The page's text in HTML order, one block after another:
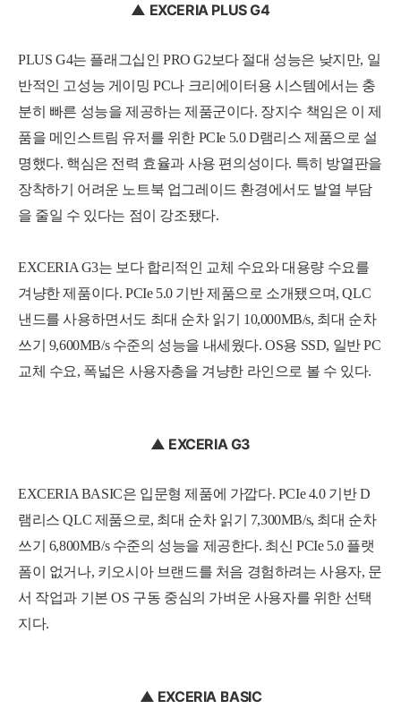
▲ EXCERIA PLUS G4
PLUS G4는 플래그십인 PRO G2보다 절대 성능은 낮지만, 일
반적인 고성능 게이밍 PC나 크리에이터용 시스템에서는 충
분히 빠른 성능을 제공하는 제품군이다. 장지수 책임은 이 제
품을 메인스트림 유저를 위한 PCIe 5.0 D램리스 제품으로 설
명했다. 핵심은 전력 효율과 사용 편의성이다. 특히 방열판을
장착하기 어려운 노트북 업그레이드 환경에서도 발열 부담
을 줄일 수 있다는 점이 강조됐다.
EXCERIA G3는 보다 합리적인 교체 수요와 대용량 수요를
겨냥한 제품이다. PCIe 5.0 기반 제품으로 소개됐으며, QLC
낸드를 사용하면서도 최대 순차 읽기 10,000MB/s, 최대 순차
쓰기 9,600MB/s 수준의 성능을 내세웠다. OS용 SSD, 일반 PC
교체 수요, 폭넓은 사용자층을 겨냥한 라인으로 볼 수 있다.
▲ EXCERIA G3
EXCERIA BASIC은 입문형 제품에 가깝다. PCIe 4.0 기반 D
램리스 QLC 제품으로, 최대 순차 읽기 7,300MB/s, 최대 순차
쓰기 6,800MB/s 수준의 성능을 제공한다. 최신 PCIe 5.0 플랫
폼이 없거나, 키오시아 브랜드를 처음 경험하려는 사용자, 문
서 작업과 기본 OS 구동 중심의 가벼운 사용자를 위한 선택
지다.
▲ EXCERIA BASIC